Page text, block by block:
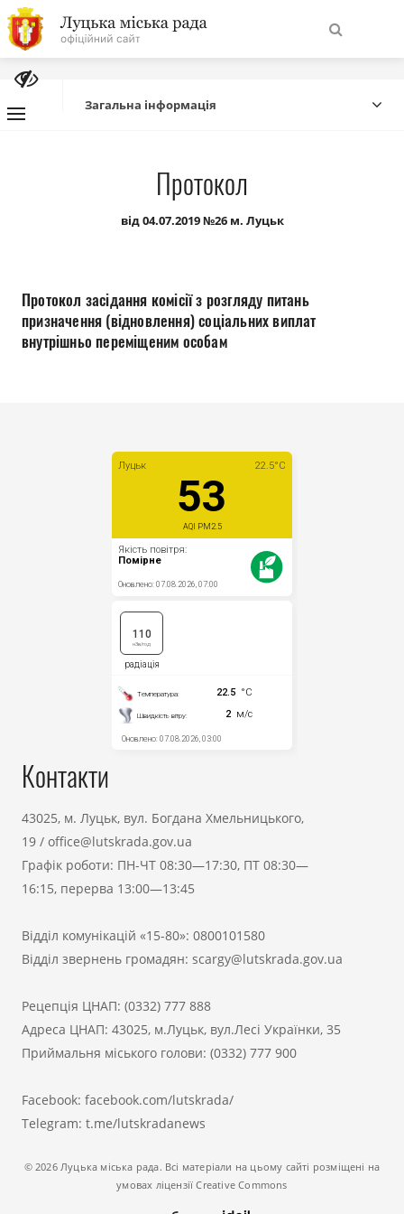
На
головну
Про місто
Міська влада
Бюджет
Загальна інформація
Протокол
від 04.07.2019 №26 м. Луцьк
Протокол засідання комісії з розгляду питань
призначення (відновлення) соціальних виплат
внутрішньо переміщеним особам
Контакти
43025, м. Луцьк, вул. Богдана Хмельницького,
19 / office@lutskrada.gov.ua
Графік роботи: ПН-ЧТ 08:30—17:30, ПТ 08:30—
16:15, перерва 13:00—13:45
Відділ комунікацій «15-80»: 0800101580
Відділ звернень громадян: scargy@lutskrada.gov.ua
Рецепція ЦНАП: (0332) 777 888
Адреса ЦНАП: 43025, м.Луцьк, вул.Лесі Українки, 35
Приймальня міського голови: (0332) 777 900
Facebook: facebook.com/lutskrada/
Telegram: t.me/lutskradanews
© 2026 Луцька міська рада. Всі матеріали на цьому сайті розміщені на
умовах ліцензії Creative Commons